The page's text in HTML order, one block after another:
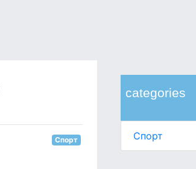
categories
Спорт
Спорт